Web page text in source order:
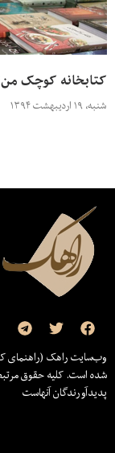
کتابخانه کوچک من؛ ۶۰ کتاب ۴ و ۵
شنبه، ۱۹ اردیبهشت ۱۳۹۴
وب‌سایت راهک (راهنمای
شده است. کلیه حقوق
پدیدآورندگان آنهاست